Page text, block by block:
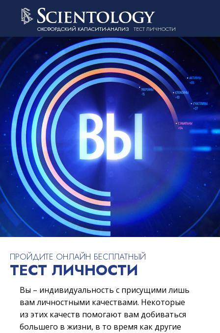
ОКСФОРДСКИЙ КАПАСИТИ-АНАЛИЗ ТЕСТ ЛИЧНОСТИ
ПРОЙДИТЕ ОНЛАЙН БЕСПЛАТНЫЙ
ТЕСТ ЛИЧНОСТИ
Вы – индивидуальность с присущими лишь
вам личностными качествами. Некоторые
из этих качеств помогают вам добиваться
большего в жизни, в то время как другие